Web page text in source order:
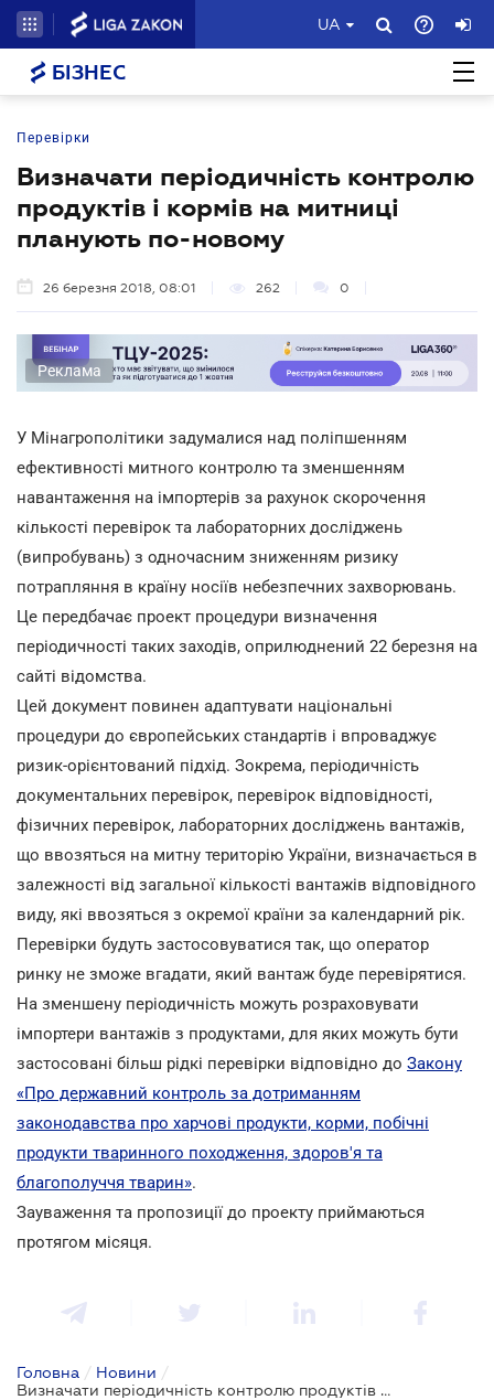
UA
БІЗНЕС
Перевірки
Визначати періодичність контролю
продуктів і кормів на митниці
планують по-новому
26 березня 2018, 08:01 262 0
Реклама
У Мінагрополітики задумалися над поліпшенням
ефективності митного контролю та зменшенням
навантаження на імпортерів за рахунок скорочення
кількості перевірок та лабораторних досліджень
(випробувань) з одночасним зниженням ризику
потрапляння в країну носіїв небезпечних захворювань.
Це передбачає проект процедури визначення
періодичності таких заходів, оприлюднений 22 березня на
сайті відомства.
Цей документ повинен адаптувати національні
процедури до європейських стандартів і впроваджує
ризик-орієнтований підхід. Зокрема, періодичність
документальних перевірок, перевірок відповідності,
фізичних перевірок, лабораторних досліджень вантажів,
що ввозяться на митну територію України, визначається в
залежності від загальної кількості вантажів відповідного
виду, які ввозяться з окремої країни за календарний рік.
Перевірки будуть застосовуватися так, що оператор
ринку не зможе вгадати, який вантаж буде перевірятися.
На зменшену періодичність можуть розраховувати
імпортери вантажів з продуктами, для яких можуть бути
застосовані більш рідкі перевірки відповідно до Закону
«Про державний контроль за дотриманням
законодавства про харчові продукти, корми, побічні
продукти тваринного походження, здоров'я та
благополуччя тварин».
Зауваження та пропозиції до проекту приймаються
протягом місяця.
Головна / Новини /
Визначати періодичність контролю продуктів і кормів на митниці планують по-новому